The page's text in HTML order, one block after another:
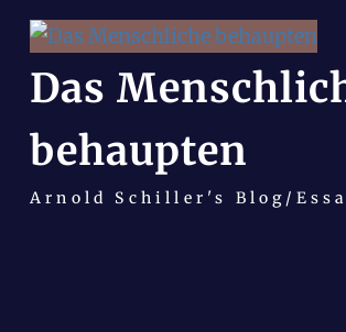
Das
behaupten
Arnold Schiller's Blog/